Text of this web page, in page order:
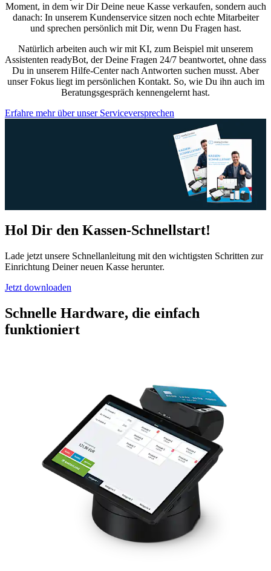
Moment, in dem wir Dir Deine neue Kasse verkaufen, sondern auch
danach: In unserem Kundenservice sitzen noch echte Mitarbeiter
und sprechen persönlich mit Dir, wenn Du Fragen hast.
Natürlich arbeiten auch wir mit KI, zum Beispiel mit unserem
Assistenten readyBot, der Deine Fragen 24/7 beantwortet, ohne dass
Du in unserem Hilfe-Center nach Antworten suchen musst. Aber
unser Fokus liegt im persönlichen Kontakt. So, wie Du ihn auch im
Beratungsgespräch kennengelernt hast.
Erfahre mehr über unser Serviceversprechen
Hol Dir den Kassen-Schnellstart!
Lade jetzt unsere Schnellanleitung mit den wichtigsten Schritten zur
Einrichtung Deiner neuen Kasse herunter.
Jetzt downloaden
Schnelle Hardware, die einfach
funktioniert